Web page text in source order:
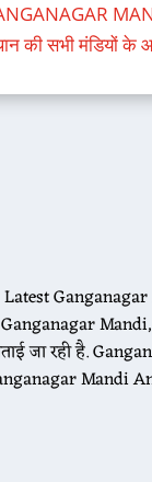
की सभी मंडियों के
Ganganagar
Ganganagar
जा रही है.
Mandi